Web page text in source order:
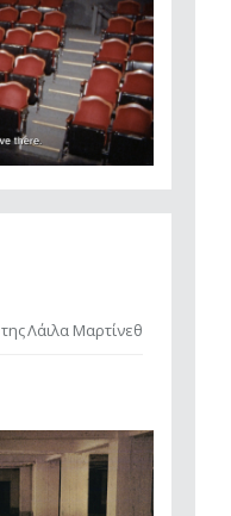
της Λάιλα Μαρτίνεθ